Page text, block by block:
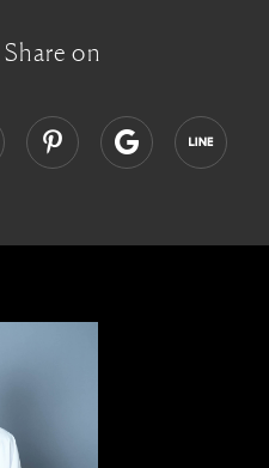
Share on